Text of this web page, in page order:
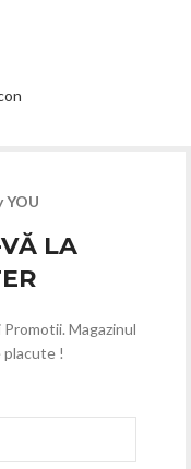
YOU
LA
Magazinul
placute !